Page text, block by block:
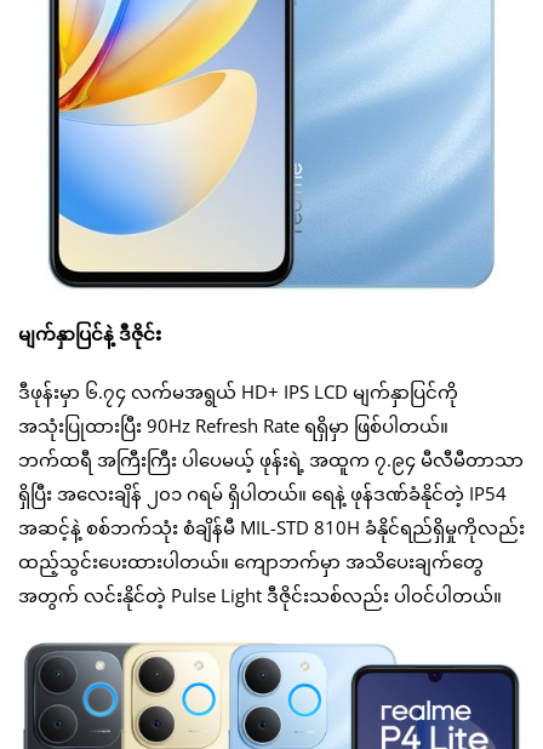
မျက်နှာပြင်နဲ့ ဒီဇိုင်း
ဒီဖုန်းမှာ ၆.၇၄ လက်မအရွယ် HD+ IPS LCD မျက်နှာပြင်ကို
အသုံးပြုထားပြီး 90Hz Refresh Rate ရရှိမှာ ဖြစ်ပါတယ်။
ဘက်ထရီ အကြီးကြီး ပါပေမယ့် ဖုန်းရဲ့ အထူက ၇.၉၄ မီလီမီတာသာ
ရှိပြီး အလေးချိန် ၂၀၁ ဂရမ် ရှိပါတယ်။ ရေနဲ့ ဖုန်ဒဏ်ခံနိုင်တဲ့ IP54
အဆင့်နဲ့ စစ်ဘက်သုံး စံချိန်မီ MIL-STD 810H ခံနိုင်ရည်ရှိမှုကိုလည်း
ထည့်သွင်းပေးထားပါတယ်။ ကျောဘက်မှာ အသိပေးချက်တွေ
အတွက် လင်းနိုင်တဲ့ Pulse Light ဒီဇိုင်းသစ်လည်း ပါဝင်ပါတယ်။